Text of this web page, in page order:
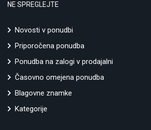
NE SPREGLEJTE
Novosti v ponudbi
Priporočena ponudba
Ponudba na zalogi v prodajalni
Časovno omejena ponudba
Blagovne znamke
Kategorije